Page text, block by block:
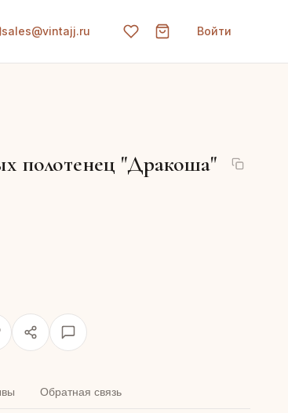
sales@vintajj.ru Войти
полотенец "Дракоша"
Обратная связь